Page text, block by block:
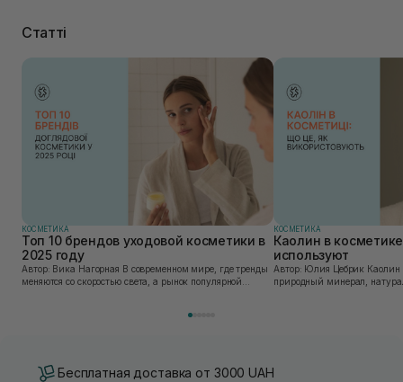
Статті
КОСМЕТИКА
Топ 10 брендов уходовой косметики в
2025 году
Автор: Вика Нагорная В современном мире, где тренды
меняются со скоростью света, а рынок популярной
КОСМЕТИКА
Каолин в
используют
Автор: Юлия Цебрик Каолин в косметологии – это
природный минерал,
Бесплатная доставка от 3000 UAH